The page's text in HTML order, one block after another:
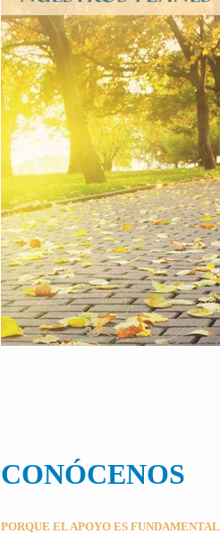
CONÓCENOS
PORQUE EL APOYO ES FUNDAMENTAL